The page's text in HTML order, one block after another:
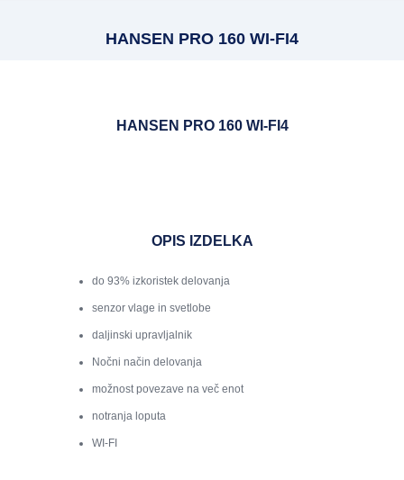
HANSEN PRO 160 WI-FI4
HANSEN PRO 160 WI-FI4
OPIS IZDELKA
do 93% izkoristek delovanja
senzor vlage in svetlobe
daljinski upravljalnik
Nočni način delovanja
možnost povezave na več enot
notranja loputa
WI-FI